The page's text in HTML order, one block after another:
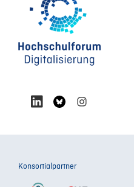
Konsortialpartner